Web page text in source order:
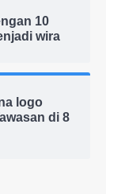
10
wira
logo
di 8